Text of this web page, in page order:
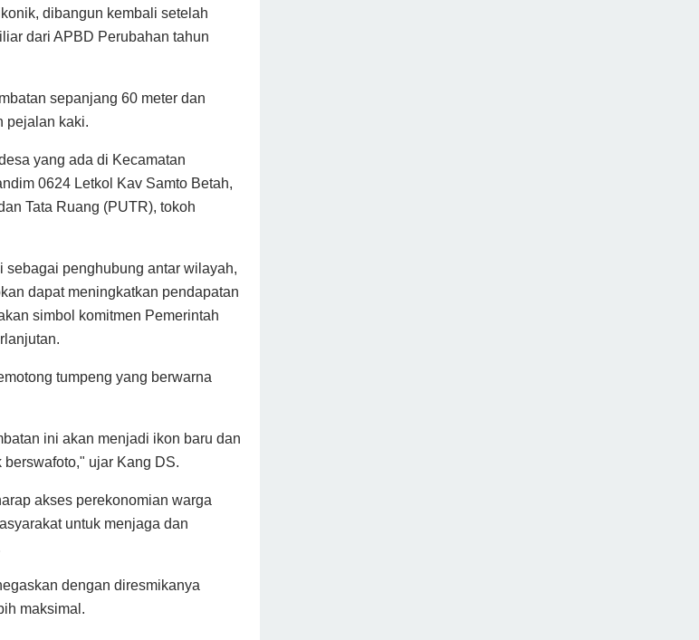
dibangun kembali setelah
dari APBD Perubahan tahun
sepanjang 60 meter dan
pejalan kaki.
yang ada di Kecamatan
0624 Letkol Kav Samto Betah,
Tata Ruang (PUTR), tokoh
sebagai penghubung antar wilayah,
dapat meningkatkan pendapatan
simbol komitmen Pemerintah
tumpeng yang berwarna
ini akan menjadi ikon baru dan
ujar Kang DS.
akses perekonomian warga
untuk menjaga dan
dengan diresmikanya
maksimal.